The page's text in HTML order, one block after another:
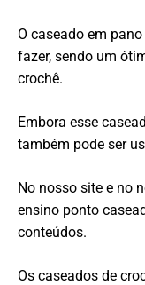
O caseado em
fazer, sendo um
crochê.
Embora esse
também pode ser
No nosso site e no
ensino ponto
conteúdos.
Os caseados de